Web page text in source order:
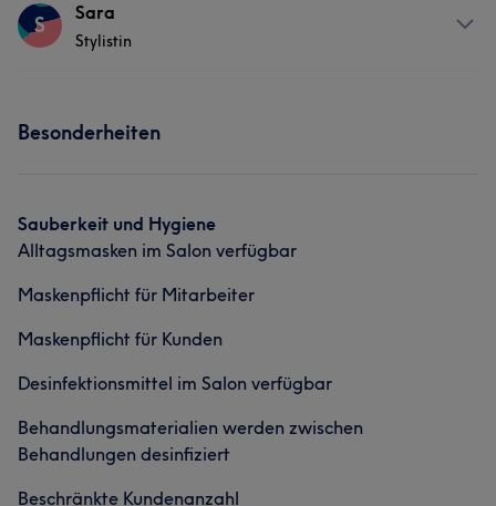
Portfolio
Services
Was unsere Kunden über Elmira sagen
S Sara
Stylistin
Besonderheiten
Sauberkeit und Hygiene
Alltagsmasken im Salon verfügbar
Maskenpflicht für Mitarbeiter
Maskenpflicht für Kunden
Desinfektionsmittel im Salon verfügbar
Behandlungsmaterialien werden zwischen
Behandlungen desinfiziert
Beschränkte Kundenanzahl